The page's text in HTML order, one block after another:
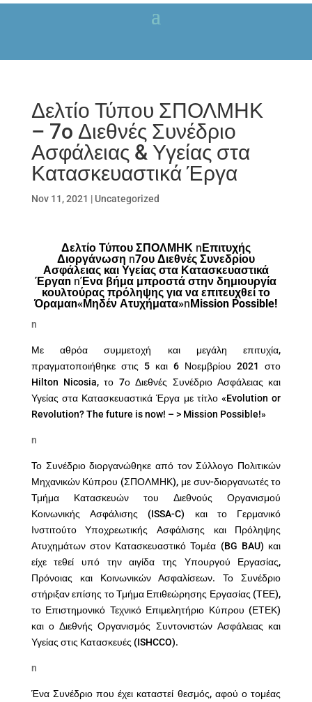
Δελτίο Τύπου ΣΠΟΛΜΗΚ
– 7o Διεθνές Συνέδριο
Ασφάλειας & Υγείας στα
Κατασκευαστικά Έργα
Nov 11, 2021 | Uncategorized
Δελτίο Τύπου ΣΠΟΛΜΗΚ nΕπιτυχής
Διοργάνωση n7ου Διεθνές Συνεδρίου
Ασφάλειας και Υγείας στα Κατασκευαστικά
Έργαn nΈνα βήμα μπροστά στην δημιουργία
κουλτούρας πρόληψης για να επιτευχθεί το
Όραμαn«Μηδέν Ατυχήματα»nMission Possible!
n
Με αθρόα συμμετοχή και μεγάλη επιτυχία,
πραγματοποιήθηκε στις 5 και 6 Νοεμβρίου 2021 στο
Hilton Nicosia, το 7ο Διεθνές Συνέδριο Ασφάλειας και
Υγείας στα Κατασκευαστικά Έργα με τίτλο «Evolution or
Revolution? The future is now! – > Mission Possible!»
n
Το Συνέδριο διοργανώθηκε από τον Σύλλογο Πολιτικών
Μηχανικών Κύπρου (ΣΠΟΛΜΗΚ), με συν-διοργανωτές το
Τμήμα Κατασκευών του Διεθνούς Οργανισμού
Κοινωνικής Ασφάλισης (ISSA-C) και το Γερμανικό
Ινστιτούτο Υποχρεωτικής Ασφάλισης και Πρόληψης
Ατυχημάτων στον Κατασκευαστικό Τομέα (BG BAU) και
είχε τεθεί υπό την αιγίδα της Υπουργού Εργασίας,
Πρόνοιας και Κοινωνικών Ασφαλίσεων. Το Συνέδριο
στήριξαν επίσης το Τμήμα Επιθεώρησης Εργασίας (ΤΕΕ),
το Επιστημονικό Τεχνικό Επιμελητήριο Κύπρου (ΕΤΕΚ)
και ο Διεθνής Οργανισμός Συντονιστών Ασφάλειας και
Υγείας στις Κατασκευές (ISHCCO).
n
Ένα Συνέδριο που έχει καταστεί θεσμός, αφού ο τομέας